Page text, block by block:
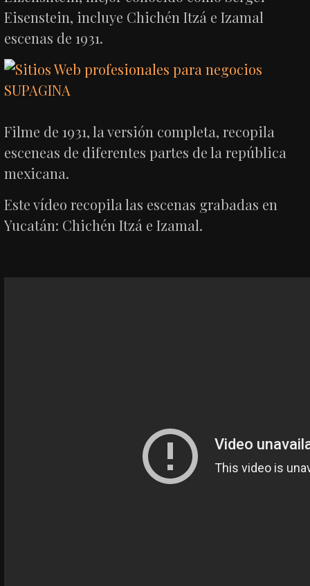
Eisenstein, incluye Chichén Itzá e Izamal
escenas de 1931.
Filme de 1931, la versión completa, recopila
esceneas de diferentes partes de la república
mexicana.
Este vídeo recopila las escenas grabadas en
Yucatán: Chichén Itzá e Izamal.